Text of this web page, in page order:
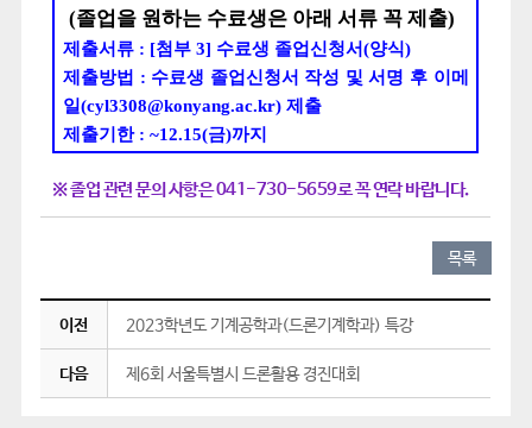
(졸업을 원하는 수료생은 아래 서류 꼭 제출)
제출서류 : [첨부 3] 수료생 졸업신청서(양식)
제출방법 : 수료생 졸업신청서 작성 및 서명 후 이메
일(cyl3308@konyang.ac.kr) 제출
제출기한 : ~12.15(금)까지
※ 졸업 관련 문의 사항은 041-730-5659로 꼭 연락 바랍니다.
목록
이전 2023학년도 기계공학과(드론기계학과) 특강
다음 제6회 서울특별시 드론활용 경진대회